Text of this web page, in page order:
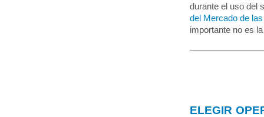
durante el uso del
del Mercado de
importante no es
ELEGIR